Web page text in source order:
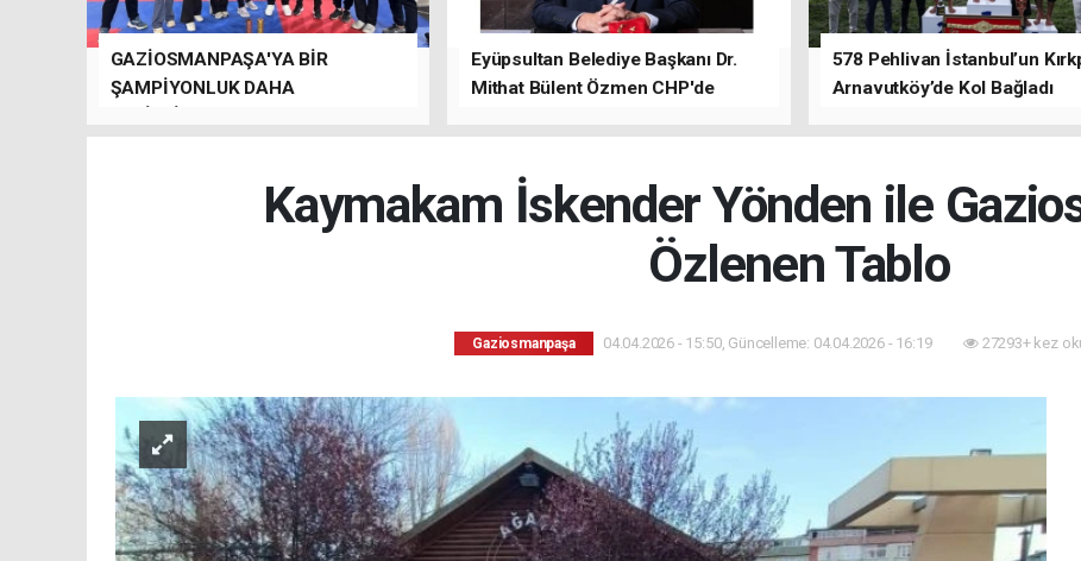
GAZİOSMANPAŞA'YA BİR
ŞAMPİYONLUK DAHA
Eyüpsultan Belediye Başkanı Dr.
Mithat Bülent Özmen CHP'de
578 Pehlivan İstanbul’un
Arnavutköy’de Kol Bağladı
Kaymakam İskender Yönden ile
Özlenen Tablo
Gaziosmanpaşa 04.04.2026 - 15:50, Güncelleme: 04.04.2026 - 16:19 27293+ kez